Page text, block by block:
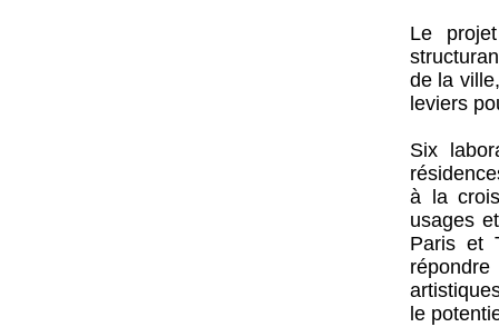
Le
de la
leviers
Six
à la
usages
Paris et
le